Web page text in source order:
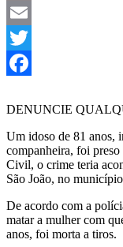
Telegram
Email
Twitter
DENUNCIE
Um idoso de 81 anos,
companheira, foi
Civil, o crime teria
São João, no
De acordo com a
matar a mulher com
anos, foi morta a tiros.